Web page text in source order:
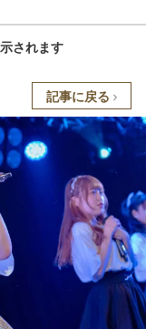
されます
記事に戻る